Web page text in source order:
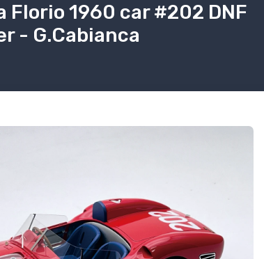
Florio 1960 car #202 DNF
- G.Cabianca